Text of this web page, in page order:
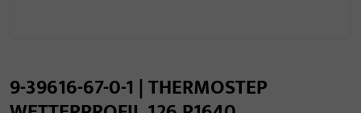
9-39616-67-0-1 | THERMOSTEP